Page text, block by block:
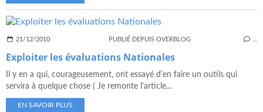
21/12/2010 PUBLIÉ DEPUIS OVERBLOG
Exploiter les évaluations Nationales
Il y en a qui, courageusement, ont essayé d'en faire un outils qui
servira à quelque chose ( Je remonte l'article...
EN SAVOIR PLUS